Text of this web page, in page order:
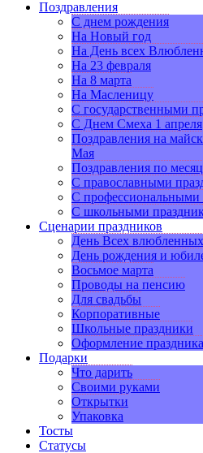
Поздравления
С днем рождения
На Новый год
На День всех
На 23 февраля
На 8 марта
На Масленицу
С государственными
С Днем Смеха 1 апреля
Поздравления на
Мая
Поздравления по
С православными
С профессиональными
С школьными
Сценарии праздников
День Всех влюбленных
День рождения и
Восьмое марта
Проводы на пенсию
Для свадьбы
Корпоративные
Школьные праздники
Оформление праздника
Подарки
Что дарить
Своими руками
Открытки
Упаковка
Тосты
Статусы